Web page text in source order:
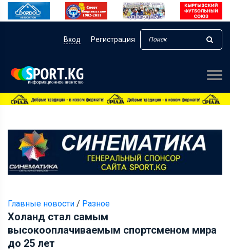
Вход Регистрация
Главные новости / Разное
Холанд стал самым
высокооплачиваемым спортсменом мира
до 25 лет